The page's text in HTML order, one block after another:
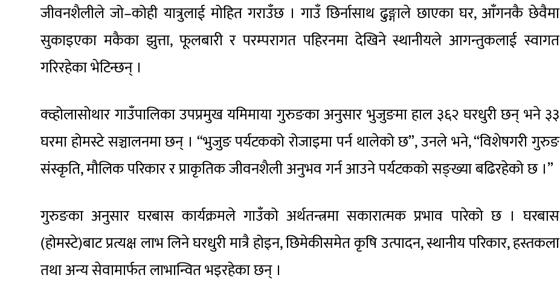
जीवनशैलीले जो–कोही यात्रुलाई मोहित गराउँछ । गाउँ छिर्नासाथ ढुङ्गाले छाएका घर, आँगनकै छेवैमा
सुकाइएका मकैका झुत्ता, फूलबारी र परम्परागत पहिरनमा देखिने स्थानीयले आगन्तुकलाई स्वागत
गरिरहेका भेटिन्छन् ।
क्व्होलासोथार गाउँपालिका उपप्रमुख यमिमाया गुरुङका अनुसार भुजुङमा हाल ३६२ घरधुरी छन् भने ३३
घरमा होमस्टे सञ्चालनमा छन् । “भुजुङ पर्यटकको रोजाइमा पर्न थालेको छ”, उनले भने, “विशेषगरी गुरुङ
संस्कृति, मौलिक परिकार र प्राकृतिक जीवनशैली अनुभव गर्न आउने पर्यटकको सङ्ख्या बढिरहेको छ ।”
गुरुङका अनुसार घरबास कार्यक्रमले गाउँको अर्थतन्त्रमा सकारात्मक प्रभाव पारेको छ । घरबास
(होमस्टे)बाट प्रत्यक्ष लाभ लिने घरधुरी मात्रै होइन, छिमेकीसमेत कृषि उत्पादन, स्थानीय परिकार, हस्तकला
तथा अन्य सेवामार्फत लाभान्वित भइरहेका छन् ।